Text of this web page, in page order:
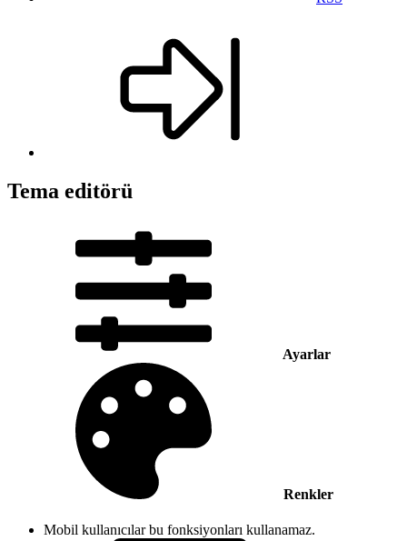
Tema editörü
Ayarlar
Renkler
Mobil kullanıcılar bu fonksiyonları kullanamaz.